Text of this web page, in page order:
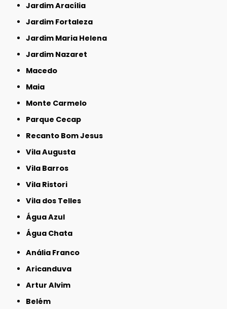
Jardim Aracília
Jardim Fortaleza
Jardim Maria Helena
Jardim Nazaret
Macedo
Maia
Monte Carmelo
Parque Cecap
Recanto Bom Jesus
Vila Augusta
Vila Barros
Vila Ristori
Vila dos Telles
Água Azul
Água Chata
Anália Franco
Aricanduva
Artur Alvim
Belém